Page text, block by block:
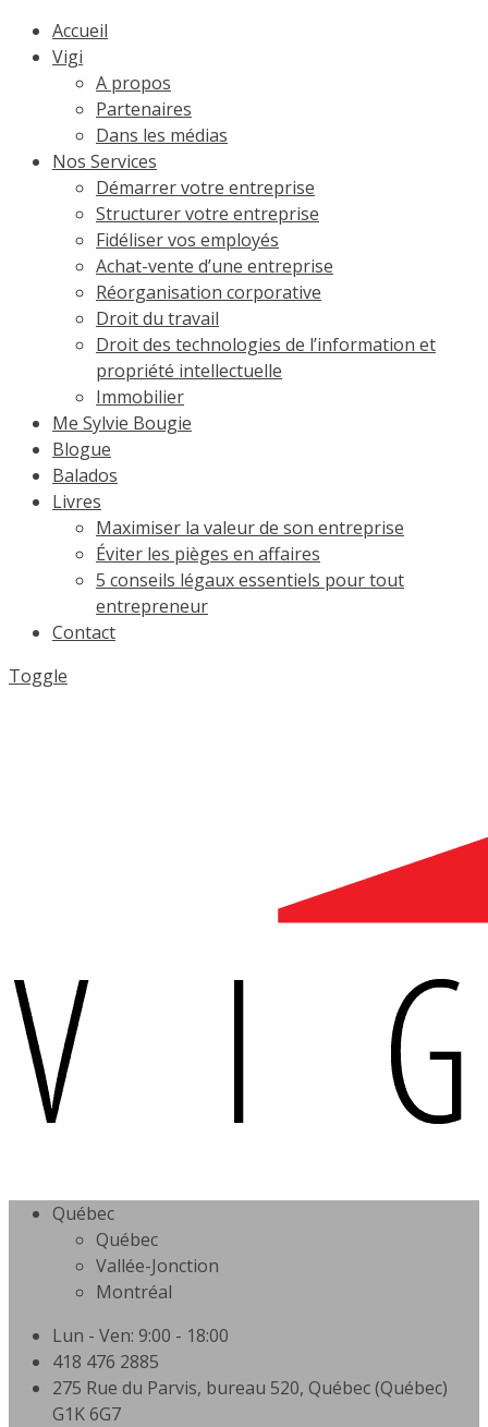
Accueil
Vigi
A propos
Partenaires
Dans les médias
Nos Services
Démarrer votre entreprise
Structurer votre entreprise
Fidéliser vos employés
Achat-vente d’une entreprise
Réorganisation corporative
Droit du travail
Droit des technologies de l’information et
propriété intellectuelle
Immobilier
Me Sylvie Bougie
Blogue
Balados
Livres
Maximiser la valeur de son entreprise
Éviter les pièges en affaires
5 conseils légaux essentiels pour tout
entrepreneur
Contact
Toggle
Québec
Québec
Vallée-Jonction
Montréal
Lun - Ven: 9:00 - 18:00
418 476 2885
275 Rue du Parvis, bureau 520, Québec (Québec)
G1K 6G7